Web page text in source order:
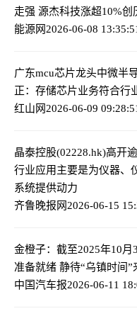
走强 源杰科技涨超10%创
能源网2026-06-08
广东mcu芯片龙头中微半
正：存储芯片业务符合行
红山网2026-06-09
晶泰控股(02228.hk)高开
行业应用主要是为仪器、
系统提供动力
齐鲁晚报网2026-06-15
金橙子：截至2025年10月
准备就绪 静待“乌镇时间”
中国汽车报2026-06-11